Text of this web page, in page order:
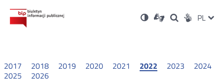
Ustawienia
Wersja
kontrastowa
Dla
niesłyszących
OtwórzOtwórz
w
Otwórz
w
Social PL
2017 2018 2019 2020 2021 2022 2023
2024
2025
2026